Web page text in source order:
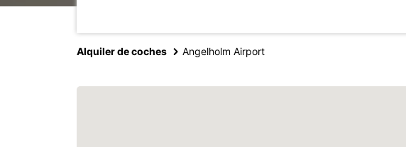
Alquiler de coches Angelholm Airport